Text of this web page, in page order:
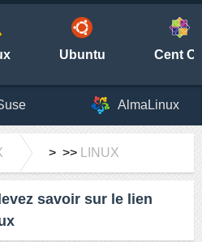
Ubuntu Cent
AlmaLinux
> >> LINUX
savoir sur le lien